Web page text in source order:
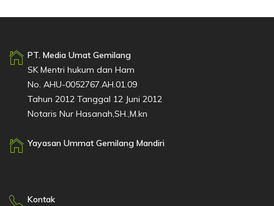
PT. Media Umat Gemilang
SK Mentri hukum dan Ham
No. AHU-0052767.AH.01.09
Tahun 2012 Tanggal 12 Juni 2012
Notaris Nur Hasanah,SH.,M.kn
Yayasan Ummat Gemilang Mandiri
Kontak